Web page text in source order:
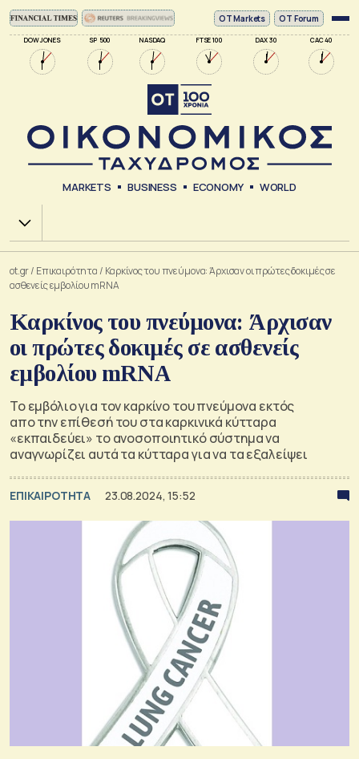
DOW JONES SP 500 NASDAQ FTSE 100 DAX 30 CAC 40
ΟΤ Markets OT Forum
MARKETS BUSINESS ECONOMY WORLD
Χ.Α.
ot.gr/ Επικαιρότητα / Καρκίνος του πνεύμονα: Άρχισαν οι πρώτες δοκιμές σε
ασθενείς εμβολίου mRNA
Καρκίνος του πνεύμονα: Άρχισαν
οι πρώτες δοκιμές σε ασθενείς
εμβολίου mRNA
Το εμβόλιο για τον καρκίνο του πνεύμονα εκτός
απο την επίθεσή του στα καρκινικά κύτταρα
«εκπαιδεύει» το ανοσοποιητικό σύστημα να
αναγνωρίζει αυτά τα κύτταρα για να τα εξαλείψει
ΕΠΙΚΑΙΡΟΤΗΤΑ 23.08.2024, 15:52